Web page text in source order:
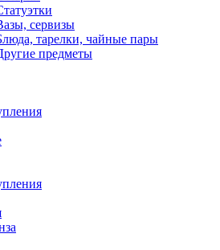
сервизы
тарелки, чайные пары
предметы